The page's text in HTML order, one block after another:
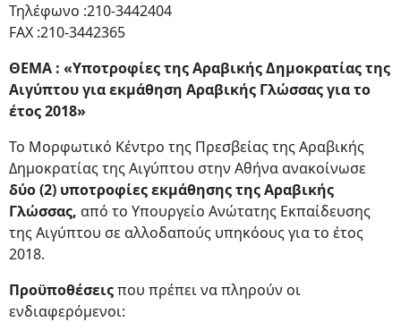
Τηλέφωνο :210-3442404
FAX :210-3442365
ΘΕΜΑ : «Υποτροφίες της Αραβικής Δημοκρατίας της
Αιγύπτου για εκμάθηση Αραβικής Γλώσσας για το
έτος 2018»
Το Μορφωτικό Κέντρο της Πρεσβείας της Αραβικής
Δημοκρατίας της Αιγύπτου στην Αθήνα ανακοίνωσε
δύο (2) υποτροφίες εκμάθησης της Αραβικής
Γλώσσας, από το Υπουργείο Ανώτατης Εκπαίδευσης
της Αιγύπτου σε αλλοδαπούς υπηκόους για το έτος
2018.
Προϋποθέσειςπου πρέπει να πληρούν οι
ενδιαφερόμενοι: